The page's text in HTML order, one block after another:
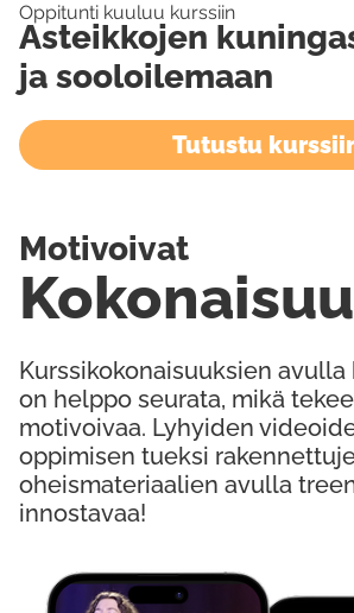
Oppitunti kuuluu kurssiin
Asteikkojen
ja sooloilemaan
Tutustu
Kurssikokonaisuuksien
on helppo seurata, mikä
motivoivaa. Lyhyiden
oppimisen tueksi
oheismateriaalien avulla
innostavaa!
Motivoivat